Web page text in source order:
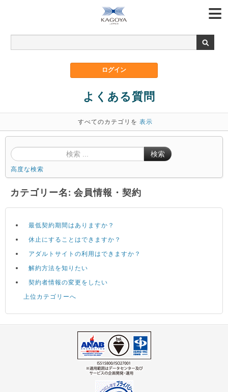
よくある質問
すべてのカテゴリを 表示
検索
高度な検索
カテゴリー名: 会員情報・契約
最低契約期間はありますか？
休止にすることはできますか？
アダルトサイトの利用はできますか？
解約方法を知りたい
契約者情報の変更をしたい
上位カテゴリーへ